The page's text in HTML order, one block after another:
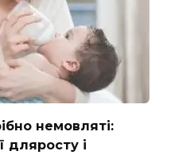
немовляті:
дляросту і